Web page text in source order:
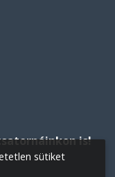
is!
sütiket